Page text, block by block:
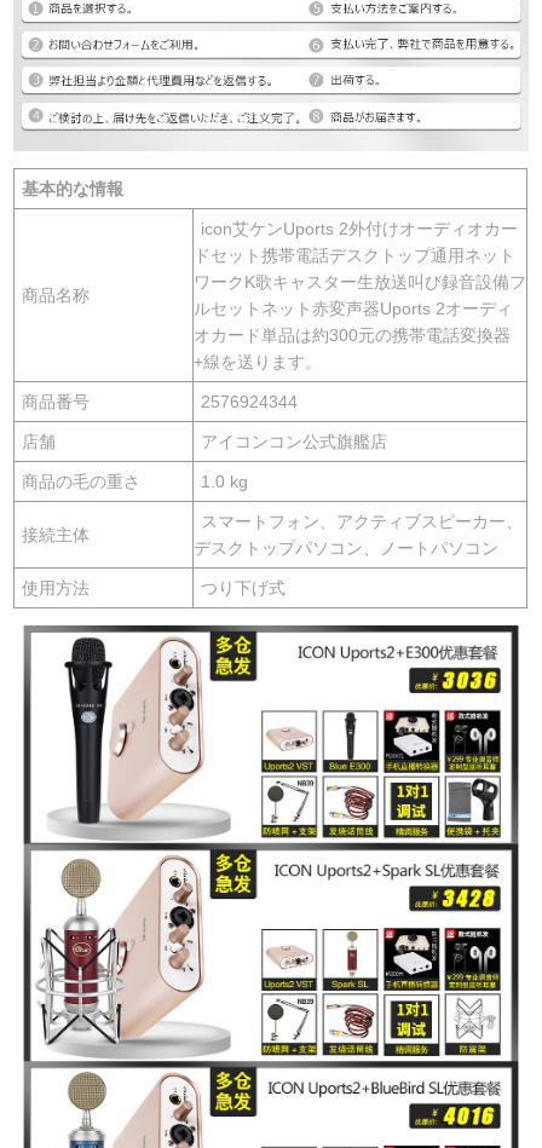
基本的な情報
商品名称
icon艾ケンUports 2外付けオーディオカー
ドセット携帯電話デスクトップ通用ネット
ワークK歌キャスター生放送叫び録音設備フ
ルセットネット赤変声器Uports 2オーディ
オカード単品は約300元の携帯電話変換器
+線を送ります。
商品番号 2576924344
店舗 アイコンコン公式旗艦店
商品の毛の重さ 1.0 kg
接続主体
スマートフォン、アクティブスピーカー、
デスクトップパソコン、ノートパソコン
使用方法 つり下げ式